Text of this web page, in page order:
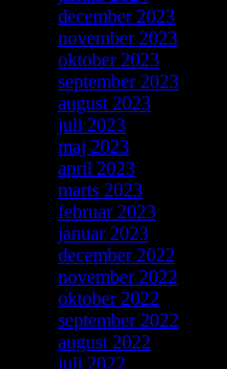
december 2023
november 2023
oktober 2023
september 2023
august 2023
juli 2023
maj 2023
april 2023
marts 2023
februar 2023
januar 2023
december 2022
november 2022
oktober 2022
september 2022
august 2022
juli 2022